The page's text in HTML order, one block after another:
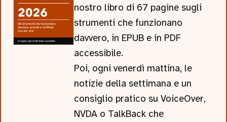
nostro libro di 67 pagine sugli
strumenti che funzionano
davvero, in EPUB e in PDF
accessibile.
Poi, ogni venerdì mattina, le
notizie della settimana e un
consiglio pratico su VoiceOver,
NVDA o TalkBack che